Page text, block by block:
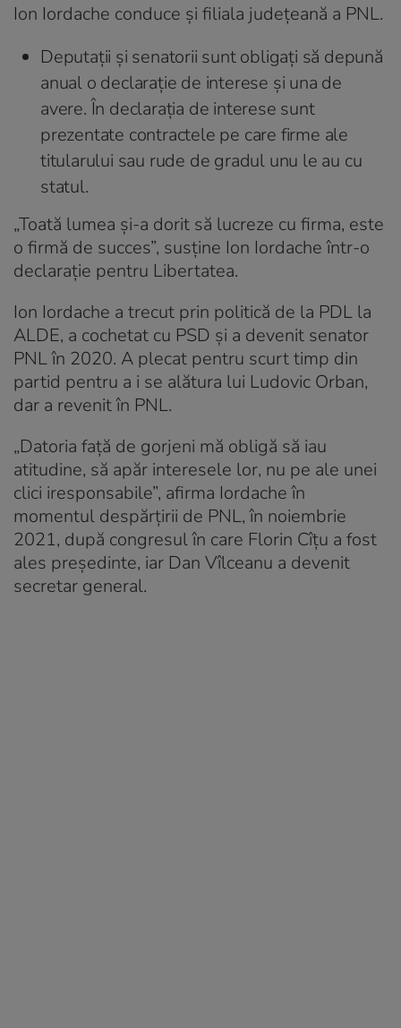
Ion Iordache conduce și filiala județeană a PNL.
Deputații și senatorii sunt obligați să depună
anual o declarație de interese și una de
avere. În declarația de interese sunt
prezentate contractele pe care firme ale
titularului sau rude de gradul unu le au cu
statul.
„Toată lumea și-a dorit să lucreze cu firma, este
o firmă de succes”, susține Ion Iordache într-o
declarație pentru Libertatea.
Ion Iordache a trecut prin politică de la PDL la
ALDE, a cochetat cu PSD și a devenit senator
PNL în 2020. A plecat pentru scurt timp din
partid pentru a i se alătura lui Ludovic Orban,
dar a revenit în PNL.
„Datoria față de gorjeni mă obligă să iau
atitudine, să apăr interesele lor, nu pe ale unei
clici iresponsabile”, afirma Iordache în
momentul despărțirii de PNL, în noiembrie
2021, după congresul în care Florin Cîțu a fost
ales președinte, iar Dan Vîlceanu a devenit
secretar general.